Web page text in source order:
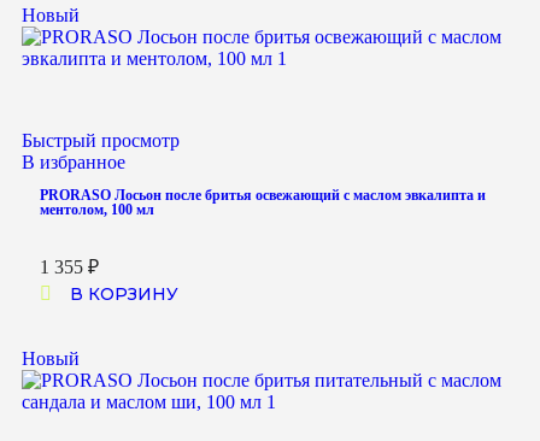
Новый
Быстрый просмотр
В избранное
PRORASO Лосьон после бритья освежающий с маслом эвкалипта и
ментолом, 100 мл
1 355 ₽
В КОРЗИНУ
Новый